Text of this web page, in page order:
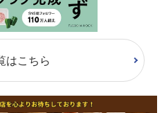
はこちら